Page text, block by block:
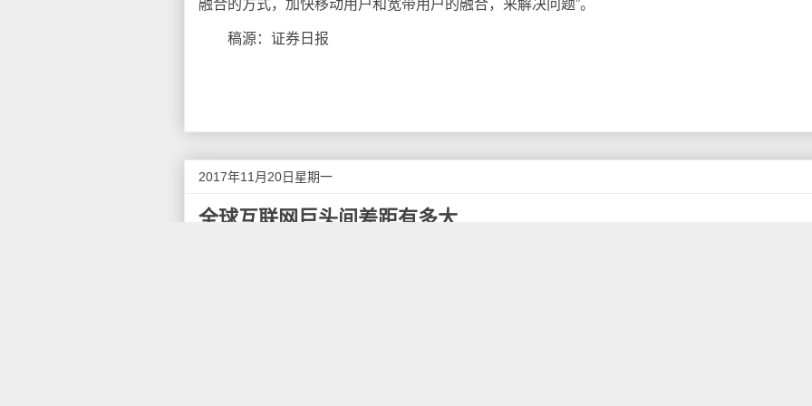
融合的方式，加快移动用户和宽带用户的融合，来解决问题”。
稿源：证券日报
2017年11月20日星期一
全球互联网巨头间差距有多大